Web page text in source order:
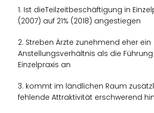
1. Ist dieTeilzeitbeschäftigung in
(2007) auf 21% (2018) angestiegen
2. Streben Ärzte zunehmend eher ein
Anstellungsverhältnis als die
Einzelpraxis an
3. kommt im ländlichen Raum
fehlende Attraktivität erschwerend